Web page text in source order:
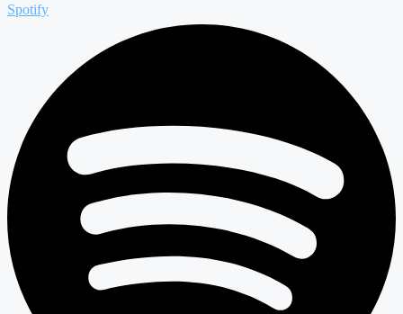
Spotify